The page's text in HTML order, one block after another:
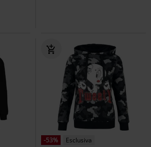
-53%
Esclusiva